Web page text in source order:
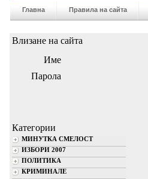
Главна Правила на сайта
Влизане на сайта
Име
Парола
Категории
МИНУТКА СМЕЛОСТ
ИЗБОРИ 2007
ПОЛИТИКА
КРИМИНАЛЕ